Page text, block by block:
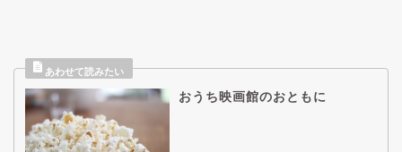
おうち映画館のおともに